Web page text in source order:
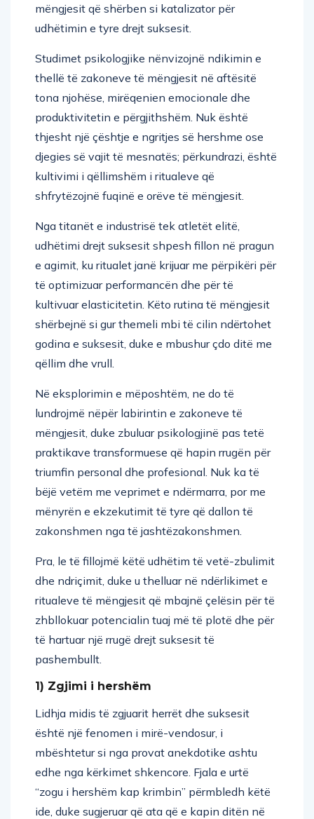
mëngjesit që shërben si katalizator për
udhëtimin e tyre drejt suksesit.
Studimet psikologjike nënvizojnë ndikimin e
thellë të zakoneve të mëngjesit në aftësitë
tona njohëse, mirëqenien emocionale dhe
produktivitetin e përgjithshëm. Nuk është
thjesht një çështje e ngritjes së hershme ose
djegies së vajit të mesnatës; përkundrazi, është
kultivimi i qëllimshëm i ritualeve që
shfrytëzojnë fuqinë e orëve të mëngjesit.
Nga titanët e industrisë tek atletët elitë,
udhëtimi drejt suksesit shpesh fillon në pragun
e agimit, ku ritualet janë krijuar me përpikëri për
të optimizuar performancën dhe për të
kultivuar elasticitetin. Këto rutina të mëngjesit
shërbejnë si gur themeli mbi të cilin ndërtohet
godina e suksesit, duke e mbushur çdo ditë me
qëllim dhe vrull.
Në eksplorimin e mëposhtëm, ne do të
lundrojmë nëpër labirintin e zakoneve të
mëngjesit, duke zbuluar psikologjinë pas tetë
praktikave transformuese që hapin rrugën për
triumfin personal dhe profesional. Nuk ka të
bëjë vetëm me veprimet e ndërmarra, por me
mënyrën e ekzekutimit të tyre që dallon të
zakonshmen nga të jashtëzakonshmen.
Pra, le të fillojmë këtë udhëtim të vetë-zbulimit
dhe ndriçimit, duke u thelluar në ndërlikimet e
ritualeve të mëngjesit që mbajnë çelësin për të
zhbllokuar potencialin tuaj më të plotë dhe për
të hartuar një rrugë drejt suksesit të
pashembullt.
1) Zgjimi i hershëm
Lidhja midis të zgjuarit herrët dhe suksesit
është një fenomen i mirë-vendosur, i
mbështetur si nga provat anekdotike ashtu
edhe nga kërkimet shkencore. Fjala e urtë
“zogu i hershëm kap krimbin” përmbledh këtë
ide, duke sugjeruar që ata që e kapin ditën në